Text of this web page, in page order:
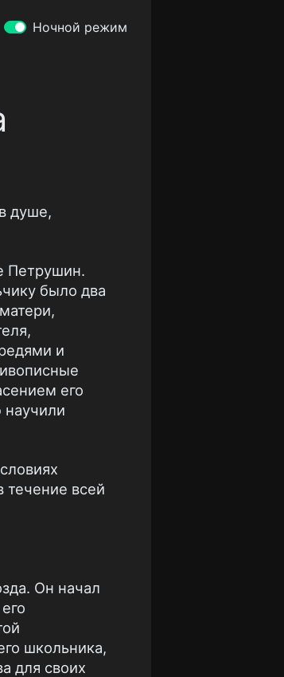
Ночной режим
душе,
Петрушин.
было два
и
его
научили
течение всей
Он начал
школьника,
для своих